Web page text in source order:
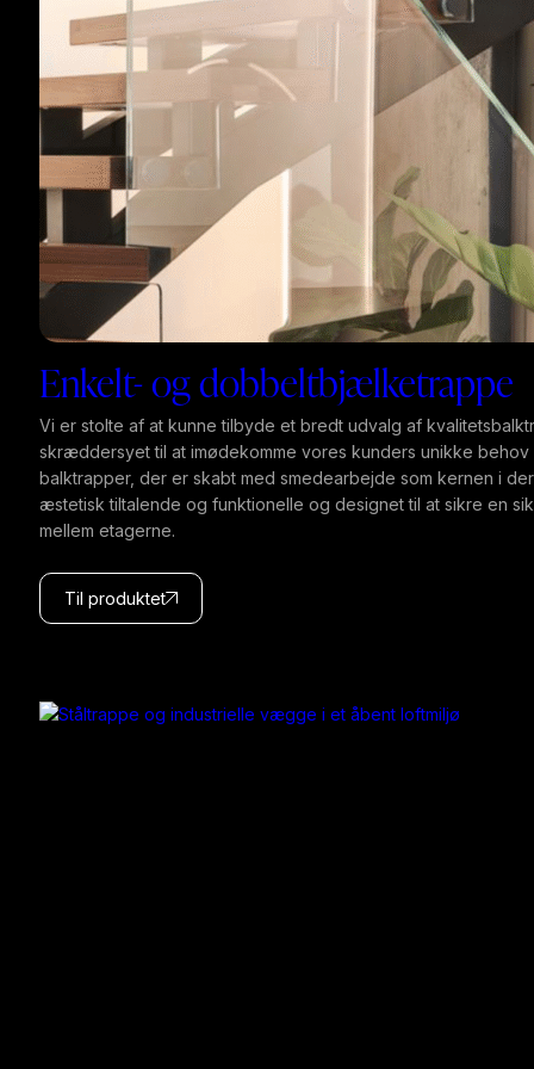
stor købsbeslutning.
Jeg havde endda overvejet at opgive min vision, fordi det
ikke var det prisbillede, jeg havde forventet, men selvom
det, jeg købte, blev meget dyrt, valgte vi at strække
budgettet lidt og skære ned på andre ting, fordi min sambo
og jeg troede så meget på denne idé, og resultatet blev
fantastisk!! Tak endnu en gang, Smidesrum!
Med venlig hilsen
Daniel
Enkelt- og dobbeltbjælketrappe
Vi er stolte af at kunne tilbyde et bredt udvalg af
skræddersyet til at imødekomme vores kunders unikke behov
balktrapper, der er skabt med smedearbejde som kernen i
æstetisk tiltalende og funktionelle og designet til at sikre en
mellem etagerne.
Til produktet